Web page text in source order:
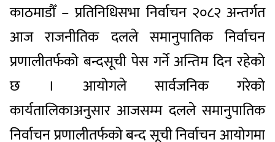
काठमाडौँ – प्रतिनिधिसभा निर्वाचन २०८२ अन्तर्गत
आज राजनीतिक दलले समानुपातिक निर्वाचन
प्रणालीतर्फको बन्दसूची पेस गर्ने अन्तिम दिन रहेको
छ । आयोगले सार्वजनिक गरेको
कार्यतालिकाअनुसार आजसम्म दलले समानुपातिक
निर्वाचन प्रणालीतर्फको बन्द सूची निर्वाचन आयोगमा